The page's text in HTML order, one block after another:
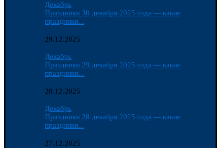
Декабрь
Праздники 30 декабря 2025 года — какие
праздники...
29.12.2025
Декабрь
Праздники 29 декабря 2025 года — какие
праздники...
28.12.2025
Декабрь
Праздники 28 декабря 2025 года — какие
праздники...
27.12.2025